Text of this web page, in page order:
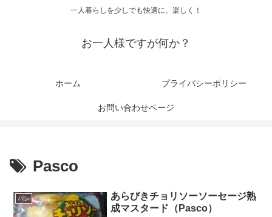
一人暮らしを少しでも快適に、楽しく！
お一人様ですが何か？
ホーム プライバシーポリシー
お問い合わせページ
Pasco
パン
あらびきチョリソーソーセージ熟
成マスタード（Pasco）